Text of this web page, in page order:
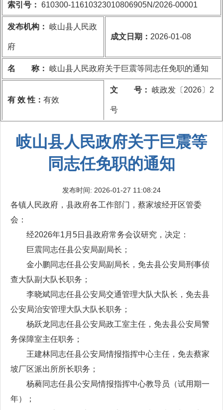
索引号： 610300-11610323010806905N/2026-00001
发布机构： 岐山县人民政
府
成文日期： 2026-01-08
名 称： 岐山县人民政府关于巨震等同志任免职的通知
有 效 性： 有效
文 号： 岐政发〔2026〕2
号
岐山县人民政府关于巨震等
同志任免职的通知
发布时间: 2026-01-27 11:08:24
各镇人民政府，县政府各工作部门，蔡家坡经开区管委
会：
经2026年1月5日县政府常务会议研究，决定：
巨震同志任县公安局副局长；
金小鹏同志任县公安局副局长，免去县公安局刑事侦
查大队副大队长职务；
李晓斌同志任县公安局交通管理大队大队长，免去县
公安局治安管理大队大队长职务；
杨跃龙同志任县公安局政工室主任，免去县公安局警
务保障室主任职务；
王建林同志任县公安局情报指挥中心主任，免去蔡家
坡厂区派出所所长职务；
杨蕤同志任县公安局情报指挥中心教导员（试用期一
年）；